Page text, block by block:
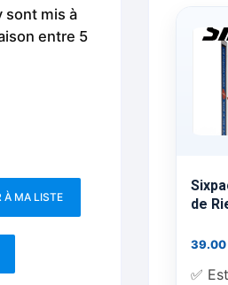
close up
les Enfants
et scène
Les Produits Flash Feu
sont mis à
entre 5
À MA LISTE
de
39.00
✅